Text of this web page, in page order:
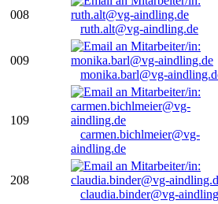
008
ruth.alt@vg-aindling.de
009
monika.barl@vg-
109
carmen.bichlmeier@vg-
aindling.de
208
claudia.binder@vg-